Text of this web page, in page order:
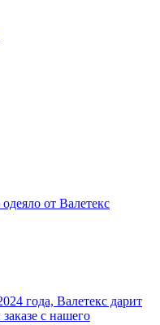
от Валетекс
года, Валетекс дарит
с нашего